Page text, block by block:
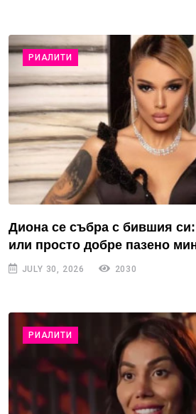
РИАЛИТИ
Диона се събра с бившия
или просто добре пазено
JULY 30, 2026 2030
РИАЛИТИ